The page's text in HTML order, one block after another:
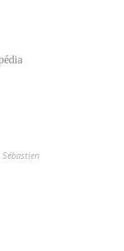
Sébastien